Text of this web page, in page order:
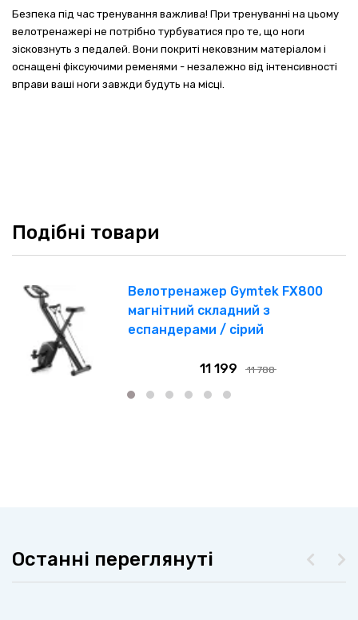
Безпека під час тренування важлива! При тренуванні на цьому
велотренажері не потрібно турбуватися про те, що ноги
зісковзнуть з педалей. Вони покриті нековзним матеріалом і
оснащені фіксуючими ременями - незалежно від інтенсивності
вправи ваші ноги завжди будуть на місці.
Подібні товари
Велотренажер Gymtek FX800
магнітний складний з
еспандерами / сірий
11 199 11 788
Останні переглянуті